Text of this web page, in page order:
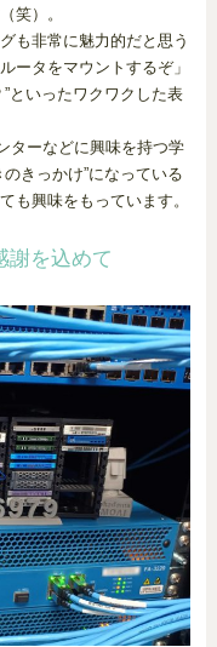
笑）。
も非常に魅力的だと思う
ータをマウントするぞ」
といったワクワクした表
ターなどに興味を持つ学
きっかけ”になっている
も興味をもっています。
謝を込めて